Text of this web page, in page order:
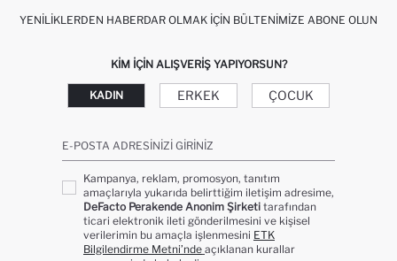
YENILIKLERDEN HABERDAR OLMAK İÇIN BÜLTENIMIZE ABONE OLUN
KIM IÇIN ALIŞVERIŞ YAPIYORSUN?
KADIN ERKEK ÇOCUK
E-POSTA ADRESINIZI GIRINIZ
Kampanya, reklam, promosyon, tanıtım
amaçlarıyla yukarıda belirttiğim iletişim adresime,
DeFacto Perakende Anonim Şirketi tarafından
ticari elektronik ileti gönderilmesini ve kişisel
verilerimin bu amaçla işlenmesini ETK
Bilgilendirme Metni’nde açıklanan kurallar